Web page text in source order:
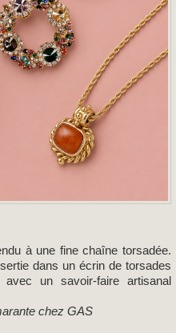
à une fine chaîne torsadée.
dans un écrin de torsades
un savoir-faire artisanal
chez GAS